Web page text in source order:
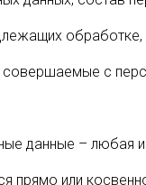
обработке,
совершаемые с
данные – любая
прямо или